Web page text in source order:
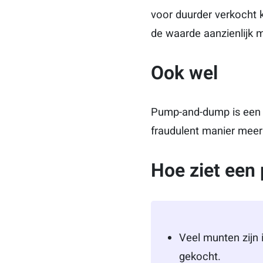
voor duurder verkocht
de waarde aanzienlijk
Ook wel
Pump-and-dump is
fraudulent manier
Hoe ziet
Veel munten zijn
gekocht.